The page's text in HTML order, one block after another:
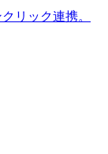
リック連携。